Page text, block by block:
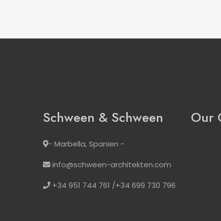
Schween & Schween
- Marbella, Spanien -
info@schween-architekten.com
+34 951 744 761 /+34 699 730 796
Our